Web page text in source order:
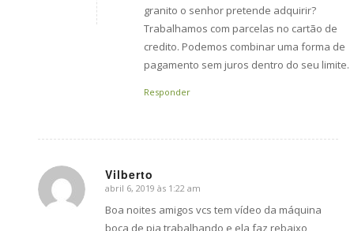
granito o senhor pretende adquirir?
Trabalhamos com parcelas no cartão de
credito. Podemos combinar uma forma de
pagamento sem juros dentro do seu limite.
Responder
Vilberto
says:
abril 6, 2019 às 1:22 am
Boa noites amigos vcs tem vídeo da máquina
boca de pia trabalhando e ela faz rebaixo